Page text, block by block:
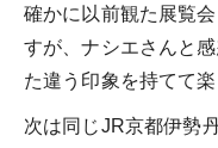
確かに以前観た展覧
すが、ナシエさんと
た違う印象を持てて楽
次は同じJR京都伊勢